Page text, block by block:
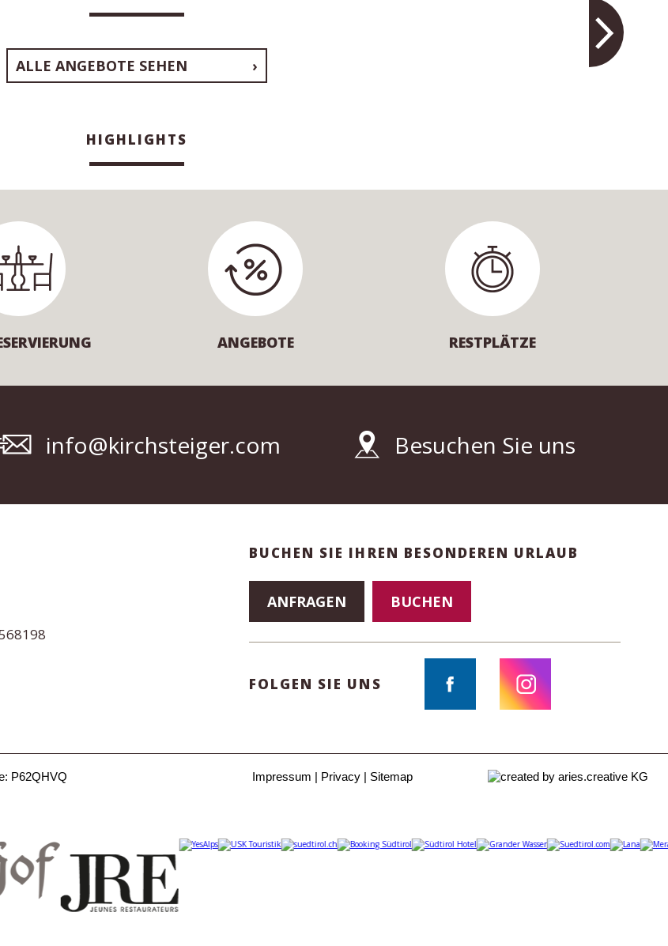
ALLE ANGEBOTE SEHEN
HIGHLIGHTS
ANGEBOTE RESTPLÄTZE
info@kirchsteiger.com Besuchen Sie uns
BUCHEN SIE IHREN BESONDEREN URLAUB
ANFRAGEN BUCHEN
FOLGEN SIE UNS
P62QHVQ Impressum Privacy Sitemap